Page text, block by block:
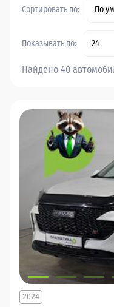
Сортировать по: По
Показывать по: 24
Найдено 40
2024